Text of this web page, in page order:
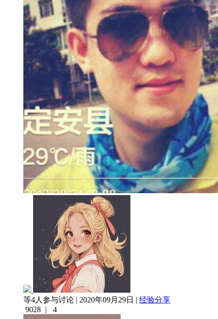
等4人参与讨论 | 2020年09月29日 | 经验分享
9028 | 4